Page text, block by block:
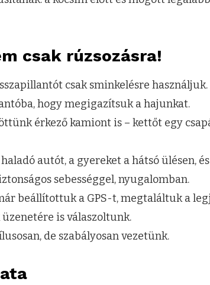
csak rúzsozásra!
csak sminkelésre használjuk.
hogy megigazítsuk a hajunkat.
érkező kamiont is – kettőt egy
autót, a gyereket a hátsó ülésen,
sebességgel, nyugalomban.
beállítottuk a GPS-t, megtaláltuk a
is válaszoltunk.
de szabályosan vezetünk.